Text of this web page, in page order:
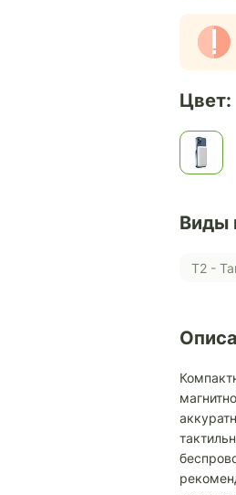
Цвет:
Виды
Т2 -